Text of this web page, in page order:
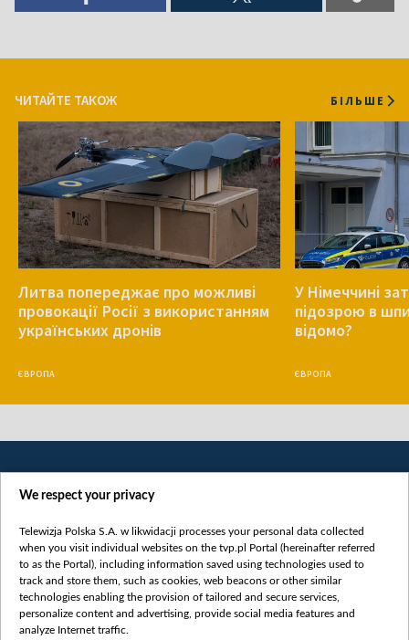
ЧИТАЙТЕ ТАКОЖ БІЛЬШЕ
Литва попереджає про можливі
провокації Росії з використанням
українських дронів
ЄВРОПА
У Німеччині
підозрою в
відомо?
ЄВРОПА
Категорії
Новини
We respect your privacy
Telewizja Polska S.A. w likwidacji processes your personal data collected
when you visit individual websites on the tvp.pl Portal (hereinafter referred
to as the Portal), including information saved using technologies used to
track and store them, such as cookies, web beacons or other similar
technologies enabling the provision of tailored and secure services,
personalize content and advertising, provide social media features and
analyze Internet traffic.